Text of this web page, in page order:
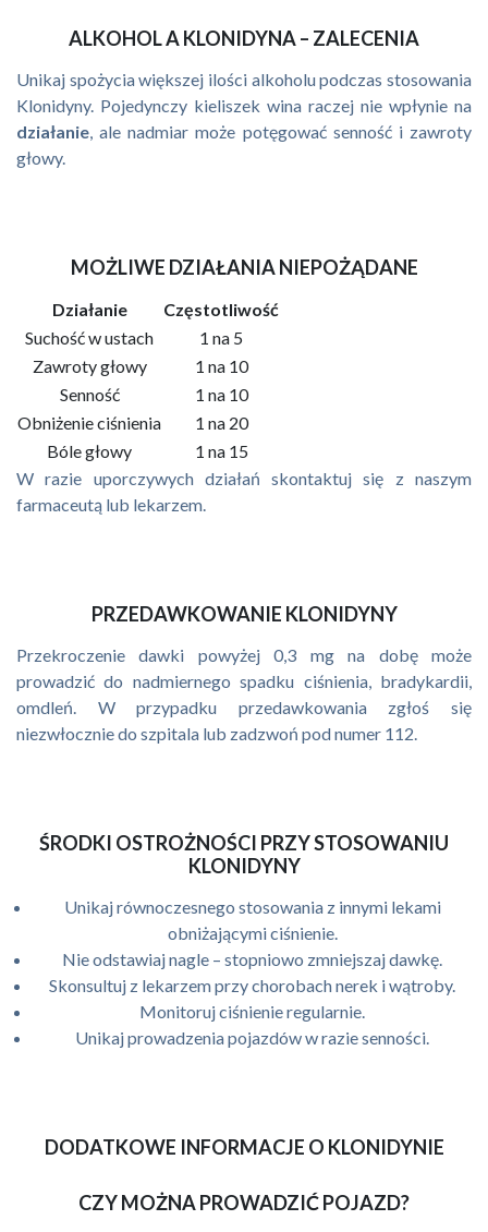
ALKOHOL A KLONIDYNA – ZALECENIA
Unikaj spożycia większej ilości alkoholu podczas stosowania
Klonidyny. Pojedynczy kieliszek wina raczej nie wpłynie na
działanie, ale nadmiar może potęgować senność i zawroty
głowy.
MOŻLIWE DZIAŁANIA NIEPOŻĄDANE
Działanie
Częstotliwość
Suchość w ustach
1 na 5
Zawroty głowy
1 na 10
Senność
1 na 10
Obniżenie ciśnienia
1 na 20
Bóle głowy
1 na 15
W razie uporczywych działań skontaktuj się z naszym
farmaceutą lub lekarzem.
PRZEDAWKOWANIE KLONIDYNY
Przekroczenie dawki powyżej 0,3 mg na dobę może
prowadzić do nadmiernego spadku ciśnienia, bradykardii,
omdleń. W przypadku przedawkowania zgłoś się
niezwłocznie do szpitala lub zadzwoń pod numer 112.
ŚRODKI OSTROŻNOŚCI PRZY STOSOWANIU
KLONIDYNY
Unikaj równoczesnego stosowania z innymi lekami
obniżającymi ciśnienie.
Nie odstawiaj nagle – stopniowo zmniejszaj dawkę.
Skonsultuj z lekarzem przy chorobach nerek i wątroby.
Monitoruj ciśnienie regularnie.
Unikaj prowadzenia pojazdów w razie senności.
DODATKOWE INFORMACJE O KLONIDYNIE
CZY MOŻNA PROWADZIĆ POJAZD?